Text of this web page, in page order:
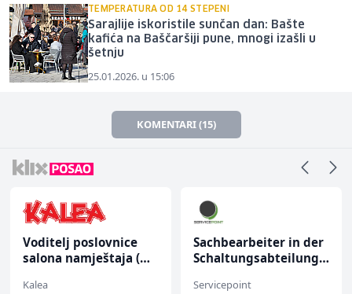
TEMPERATURA OD 14 STEPENI
Sarajlije iskoristile sunčan dan: Bašte
kafića na Baščaršiji pune, mnogi izašli u
šetnju
25.01.2026. u 15:06
KOMENTARI (15)
(m/
Sachbearbeiter in der
Schaltungsabteilung
Komercijalni
službenik (m/ž)
Euro-Asfalt